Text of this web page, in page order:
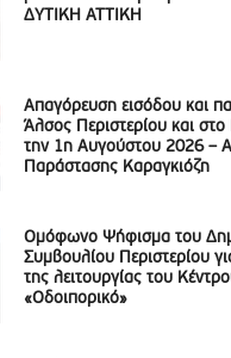
ΔΥΤΙΚΗ ΑΤΤΙΚΗ
Απαγόρευση εισόδου και
Άλσος Περιστερίου και
την 1η Αυγούστου 2026 –
Παράστασης Καραγκιόζη
Ομόφωνο Ψήφισμα του
Συμβουλίου Περιστερίου
της λειτουργίας του
«Οδοιπορικό»